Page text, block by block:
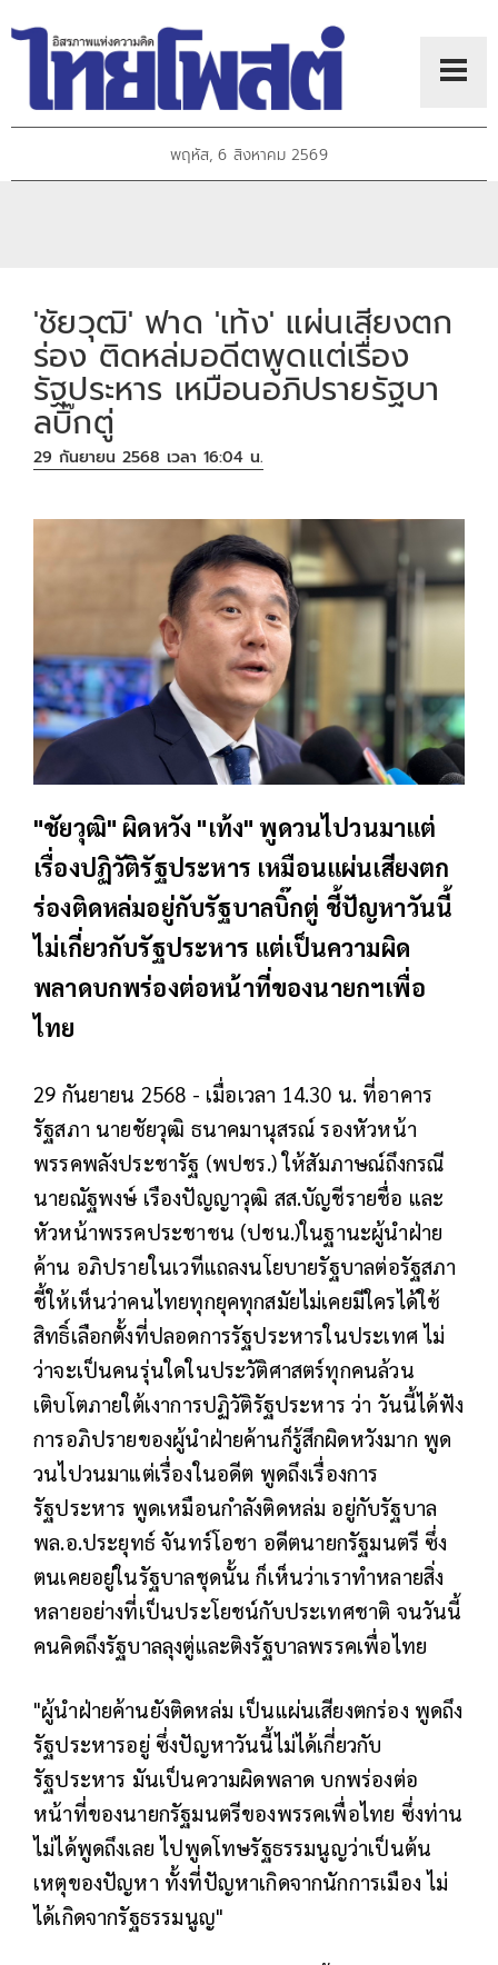
พฤหัส, 6 สิงหาคม 2569
'ชัยวุฒิ' ฟาด 'เท้ง' แผ่นเสียงตก
ร่อง ติดหล่มอดีตพูดแต่เรื่อง
รัฐประหาร เหมือนอภิปรายรัฐบา
ลบิ๊กตู่
29 กันยายน 2568 เวลา 16:04 น.
"ชัยวุฒิ" ผิดหวัง "เท้ง" พูดวนไปวนมาแต่
เรื่องปฏิวัติรัฐประหาร เหมือนแผ่นเสียงตก
ร่องติดหล่มอยู่กับรัฐบาลบิ๊กตู่ ชี้ปัญหาวันนี้
ไม่เกี่ยวกับรัฐประหาร แต่เป็นความผิด
พลาดบกพร่องต่อหน้าที่ของนายกฯเพื่อ
ไทย
29 กันยายน 2568 - เมื่อเวลา 14.30 น. ที่อาคาร
รัฐสภา นายชัยวุฒิ ธนาคมานุสรณ์ รองหัวหน้า
พรรคพลังประชารัฐ (พปชร.) ให้สัมภาษณ์ถึงกรณี
นายณัฐพงษ์ เรืองปัญญาวุฒิ สส.บัญชีรายชื่อ และ
หัวหน้าพรรคประชาชน (ปชน.)ในฐานะผู้นำฝ่าย
ค้าน อภิปรายในเวทีแถลงนโยบายรัฐบาลต่อรัฐสภา
ชี้ให้เห็นว่าคนไทยทุกยุคทุกสมัยไม่เคยมีใครได้ใช้
สิทธิ์เลือกตั้งที่ปลอดการรัฐประหารในประเทศ ไม่
ว่าจะเป็นคนรุ่นใดในประวัติศาสตร์ทุกคนล้วน
เติบโตภายใต้เงาการปฏิวัติรัฐประหาร ว่า วันนี้ได้ฟัง
การอภิปรายของผู้นำฝ่ายค้านก็รู้สึกผิดหวังมาก พูด
วนไปวนมาแต่เรื่องในอดีต พูดถึงเรื่องการ
รัฐประหาร พูดเหมือนกำลังติดหล่ม อยู่กับรัฐบาล
พล.อ.ประยุทธ์ จันทร์โอชา อดีตนายกรัฐมนตรี ซึ่ง
ตนเคยอยู่ในรัฐบาลชุดนั้น ก็เห็นว่าเราทำหลายสิ่ง
หลายอย่างที่เป็นประโยชน์กับประเทศชาติ จนวันนี้
คนคิดถึงรัฐบาลลุงตู่และติงรัฐบาลพรรคเพื่อไทย
"ผู้นำฝ่ายค้านยังติดหล่ม เป็นแผ่นเสียงตกร่อง พูดถึง
รัฐประหารอยู่ ซึ่งปัญหาวันนี้ไม่ได้เกี่ยวกับ
รัฐประหาร มันเป็นความผิดพลาด บกพร่องต่อ
หน้าที่ของนายกรัฐมนตรีของพรรคเพื่อไทย ซึ่งท่าน
ไม่ได้พูดถึงเลย ไปพูดโทษรัฐธรรมนูญว่าเป็นต้น
เหตุของปัญหา ทั้งที่ปัญหาเกิดจากนักการเมือง ไม่
ได้เกิดจากรัฐธรรมนูญ"